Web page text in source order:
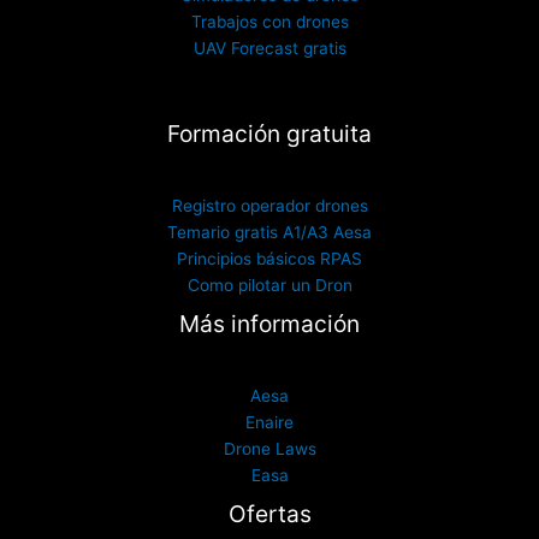
Trabajos con drones
UAV Forecast gratis
Formación gratuita
Registro operador drones
Temario gratis A1/A3 Aesa
Principios básicos RPAS
Como pilotar un Dron
Más información
Aesa
Enaire
Drone Laws
Easa
Ofertas